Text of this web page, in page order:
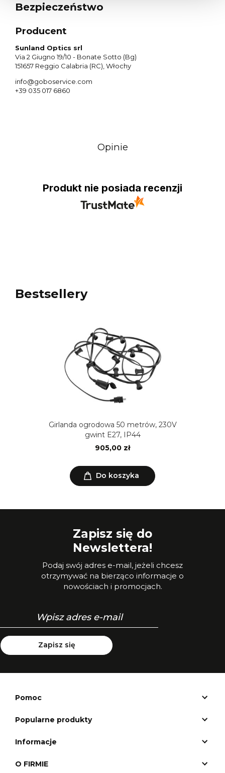
Bezpieczeństwo
Producent
Sunland Optics srl
Via 2 Giugno 19/10 - Bonate Sotto (Bg)
151657 Reggio Calabria (RC), Włochy
info@goboservice.com
+39 035 017 6860
Opinie
Produkt nie posiada recenzji
Bestsellery
Girlanda ogrodowa 50 metrów, 230V
gwint E27, IP44
905,00 zł
Do koszyka
Zapisz się do
Newslettera!
Podaj swój adres e-mail, jeżeli chcesz
otrzymywać na bierząco informacje o
nowościach i promocjach.
Zapisz się
Pomoc
Popularne produkty
Informacje
O FIRMIE